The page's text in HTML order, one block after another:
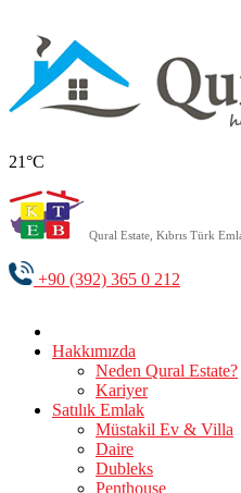
21°C
Qural Estate, Kıbrıs Türk
+90 (392) 365 0 212
Hakkımızda
Neden Qural Estate?
Kariyer
Satılık Emlak
Müstakil Ev & Villa
Daire
Dubleks
Penthouse